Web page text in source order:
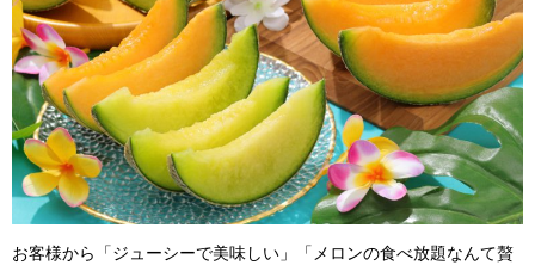
​お客様から「ジューシーで美味しい」「メロンの食べ放題なんて贅